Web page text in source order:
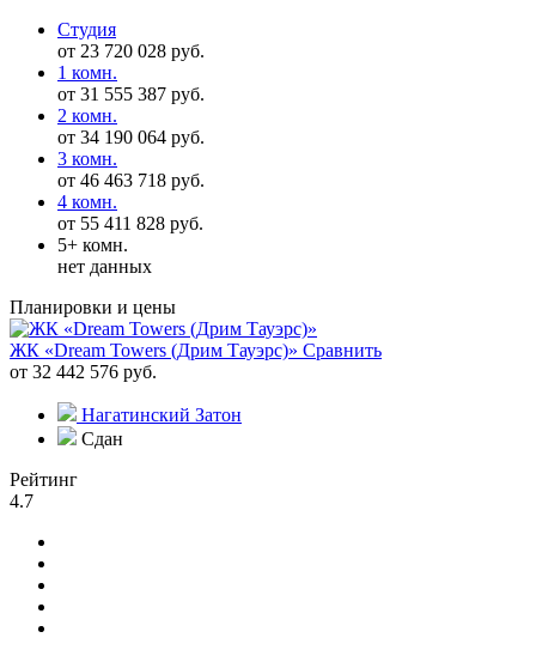
Студия
от 23 720 028 руб.
1 комн.
от 31 555 387 руб.
2 комн.
от 34 190 064 руб.
3 комн.
от 46 463 718 руб.
4 комн.
от 55 411 828 руб.
5+ комн.
нет данных
Планировки и цены
ЖК «Dream Towers (Дрим Тауэрс)» Сравнить
от 32 442 576 руб.
Нагатинский Затон
Сдан
Рейтинг
4.7